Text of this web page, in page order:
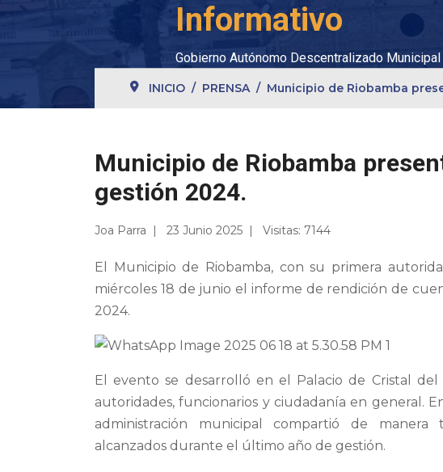
Informativo
Gobierno Autónomo Descentralizado
INICIO PRENSA Municipio de Riobamba
Municipio de Riobamba
gestión 2024.
Joa Parra 23 Junio 2025 Visitas: 7144
El Municipio de Riobamba, con su primera
miércoles 18 de junio el informe de rendición de
2024.
El evento se desarrolló en el Palacio de Cristal
autoridades, funcionarios y ciudadanía en general.
administración municipal compartió de manera
alcanzados durante el último año de gestión.